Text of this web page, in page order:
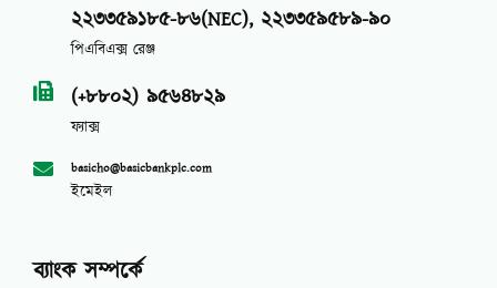
২২৩৩৫৯১৮৫-৮৬(NEC), ২২৩৩৫৯৫৮৯-৯০
পিএবিএক্স রেঞ্জ
(+৮৮০২) ৯৫৬৪৮২৯
ফ্যাক্স
basicho@basicbankplc.com
ইমেইল
ব্যাংক সম্পর্কে